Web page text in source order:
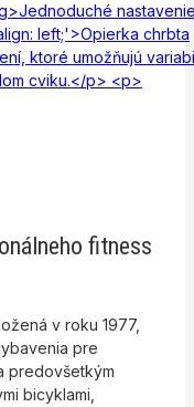
left;'>Opierka chrbta
ktoré umožňujú
cviku.</p> <p>
fitness
v roku 1977,
pre
predovšetkým
bicyklami,